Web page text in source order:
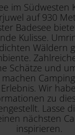
im Südwesten
auf 930
Badesee
Kulisse.
Wäldern
Schätze und
Wir
zu
Lasse
nächsten
inspirieren.